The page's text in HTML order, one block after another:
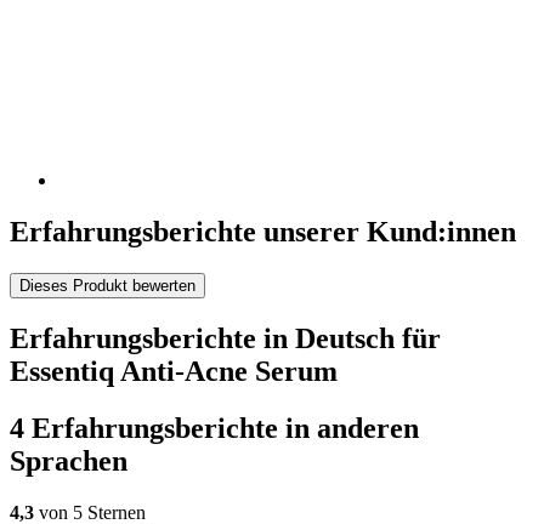
Erfahrungsberichte unserer Kund:innen
Dieses Produkt bewerten
Erfahrungsberichte in Deutsch für
Essentiq Anti-Acne Serum
4 Erfahrungsberichte in anderen
Sprachen
4,3 von 5 Sternen